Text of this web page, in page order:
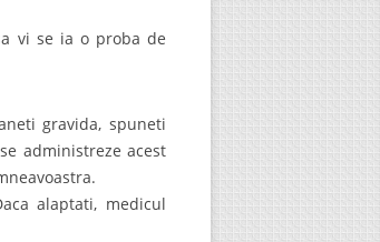
vi se ia o proba de
gravida, spuneti
administreze acest
alaptati, medicul